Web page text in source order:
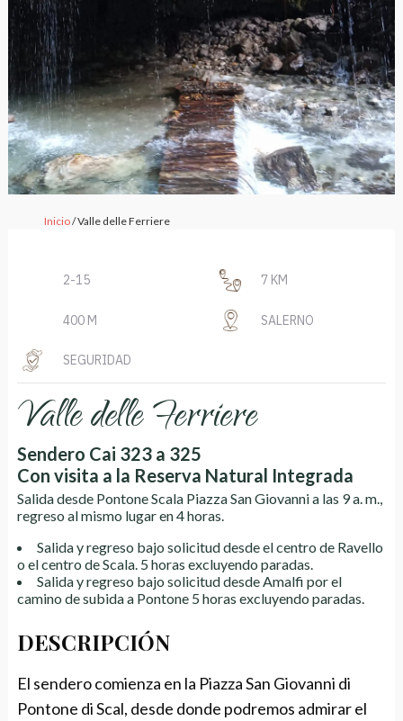
Inicio/ Valle delle Ferriere
2-15 7 KM
400 M SALERNO
SEGURIDAD
Valle delle Ferriere
Sendero Cai 323 a 325
Con visita a la Reserva Natural Integrada
Salida desde Pontone Scala Piazza San Giovanni a las 9 a. m.,
regreso al mismo lugar en 4 horas.
Salida y regreso bajo solicitud desde el centro de Ravello
o el centro de Scala. 5 horas excluyendo paradas.
Salida y regreso bajo solicitud desde Amalfi por el
camino de subida a Pontone 5 horas excluyendo paradas.
DESCRIPCIÓN
El sendero comienza en la Piazza San Giovanni di
Pontone di Scal, desde donde podremos admirar el